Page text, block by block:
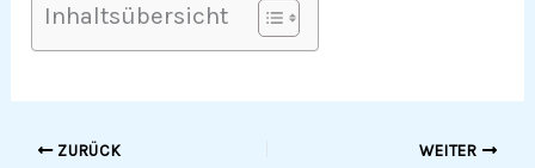
Inhaltsübersicht
ZURÜCK WEITER